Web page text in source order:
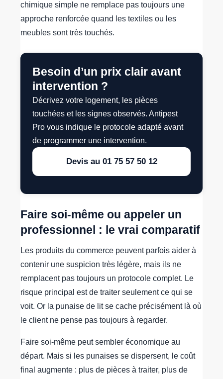
chimique simple ne remplace pas toujours une
approche renforcée quand les textiles ou les
meubles sont très touchés.
Besoin d’un prix clair avant
intervention ?
Décrivez votre logement, les pièces
touchées et les signes observés. Antipest
Pro vous indique le protocole adapté avant
de programmer une intervention.
Devis au 01 75 57 50 12
Faire soi-même ou appeler un
professionnel : le vrai comparatif
Les produits du commerce peuvent parfois aider à
contenir une suspicion très légère, mais ils ne
remplacent pas toujours un protocole complet. Le
risque principal est de traiter seulement ce qui se
voit. Or la punaise de lit se cache précisément là où
le client ne pense pas toujours à regarder.
Faire soi-même peut sembler économique au
départ. Mais si les punaises se dispersent, le coût
final augmente : plus de pièces à traiter, plus de